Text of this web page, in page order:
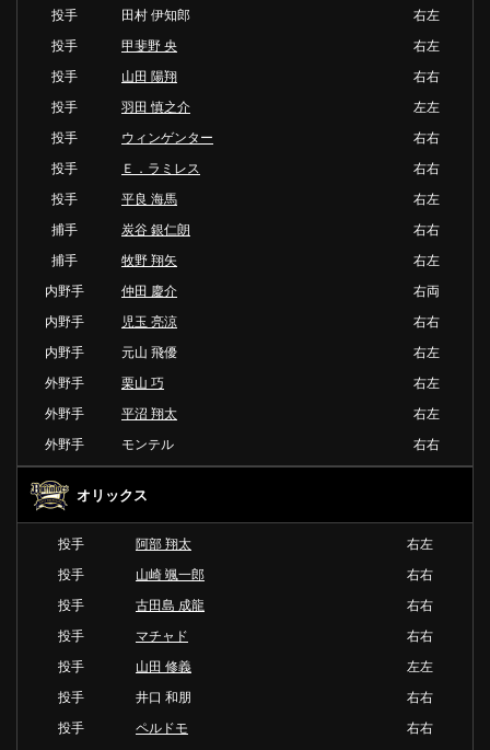
投手
田村 伊知郎
右左
投手
甲斐野 央
右左
投手
山田 陽翔
右右
投手
羽田 慎之介
左左
投手
ウィンゲンター
右右
投手
Ｅ．ラミレス
右右
投手
平良 海馬
右左
捕手
炭谷 銀仁朗
右右
捕手
牧野 翔矢
右左
内野手
仲田 慶介
右両
内野手
児玉 亮涼
右右
内野手
元山 飛優
右左
外野手
栗山 巧
右左
外野手
平沼 翔太
右左
外野手
モンテル 右右
オリックス
投手 阿部 翔太
右左
投手
山崎 颯一郎
右右
投手
古田島 成龍
右右
投手
マチャド
右右
投手
山田 修義
左左
投手
井口 和朋
右右
投手
ペルドモ
右右